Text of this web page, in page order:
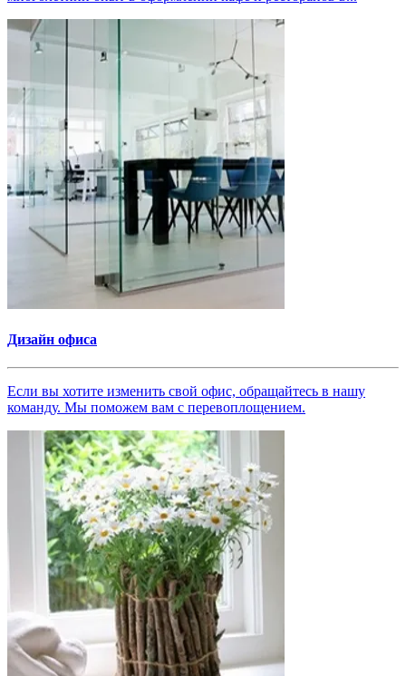
Дизайн офиса
Если вы хотите изменить свой офис, обращайтесь в нашу
команду. Мы поможем вам с перевоплощением.